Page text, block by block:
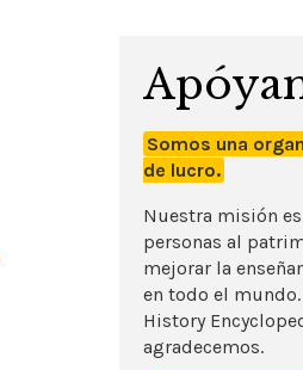
Somos una
de lucro.
Nuestra misión
personas al
mejorar la
en todo el mundo.
History
agradecemos.